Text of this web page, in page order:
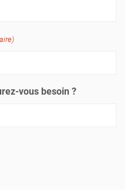
vous besoin ?